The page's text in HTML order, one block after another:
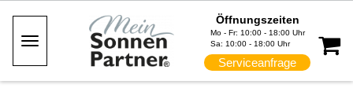
Toggle
Öffnungszeiten
Mo - Fr: 10:00 - 18:00 Uhr
Sa: 10:00 - 18:00 Uhr
Serviceanfrage